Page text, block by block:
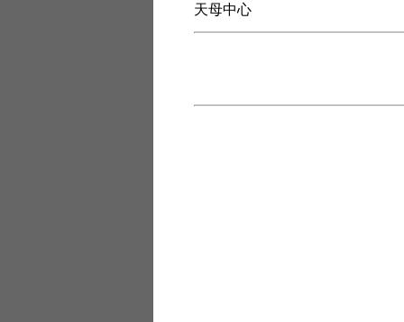
天母中心